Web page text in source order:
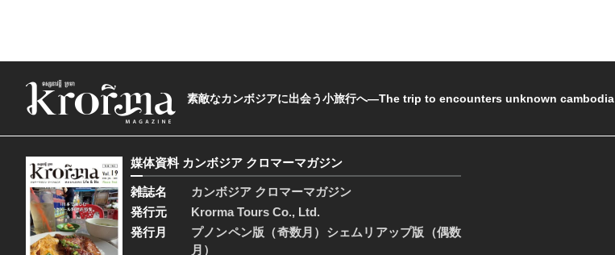
素敵なカンボジアに出会う小旅行へ―The trip to encounters unknown cambodia
媒体資料 カンボジア クロマーマガジン
雑誌名
カンボジア クロマーマガジン
発行元
Krorma Tours Co., Ltd.
発行月
プノンペン版（奇数月）シェムリアップ版（偶数
月）